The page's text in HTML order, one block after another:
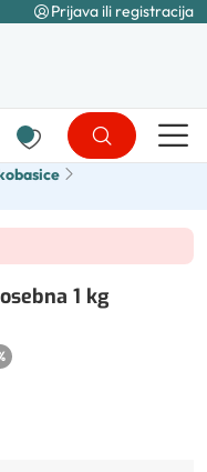
Prijava ili registracija
1 kg